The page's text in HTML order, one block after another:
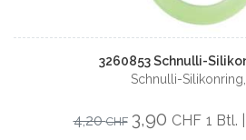
3260853 Schnulli-
Schnulli-
4,20CHF 3,90 CHF 1 Btl.